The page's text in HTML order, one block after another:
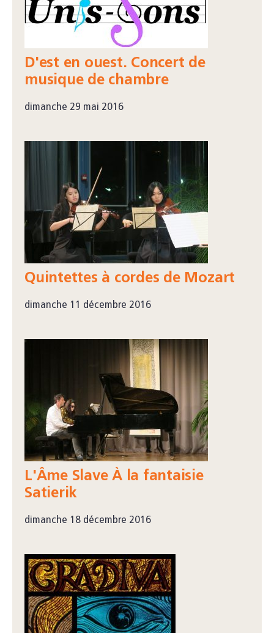
D'est en ouest. Concert de
musique de chambre
dimanche 29 mai 2016
Quintettes à cordes de Mozart
dimanche 11 décembre 2016
L'Âme Slave À la fantaisie
Satierik
dimanche 18 décembre 2016